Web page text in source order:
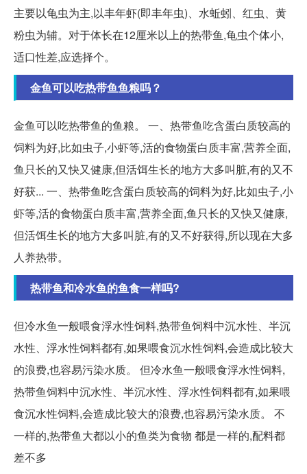
主要以龟虫为主,以丰年虾(即丰年虫)、水蚯蚓、红虫、黄
粉虫为辅。对于体长在12厘米以上的热带鱼,龟虫个体小,
适口性差,应选择个。
金鱼可以吃热带鱼鱼粮吗？
金鱼可以吃热带鱼的鱼粮。 一、热带鱼吃含蛋白质较高的
饲料为好,比如虫子,小虾等,活的食物蛋白质丰富,营养全面,
鱼只长的又快又健康,但活饵生长的地方大多叫脏,有的又不
好获... 一、热带鱼吃含蛋白质较高的饲料为好,比如虫子,小
虾等,活的食物蛋白质丰富,营养全面,鱼只长的又快又健康,
但活饵生长的地方大多叫脏,有的又不好获得,所以现在大多
人养热带。
热带鱼和冷水鱼的鱼食一样吗?
但冷水鱼一般喂食浮水性饲料,热带鱼饲料中沉水性、半沉
水性、浮水性饲料都有,如果喂食沉水性饲料,会造成比较大
的浪费,也容易污染水质。 但冷水鱼一般喂食浮水性饲料,
热带鱼饲料中沉水性、半沉水性、浮水性饲料都有,如果喂
食沉水性饲料,会造成比较大的浪费,也容易污染水质。 不
一样的,热带鱼大都以小的鱼类为食物 都是一样的,配料都
差不多